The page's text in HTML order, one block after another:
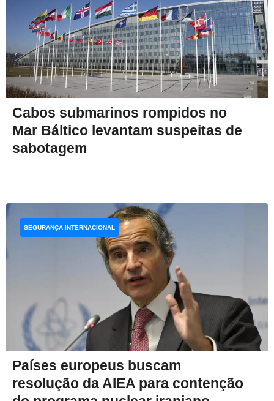
Cabos submarinos rompidos no
Mar Báltico levantam suspeitas de
sabotagem
Países europeus buscam
resolução da AIEA para contenção
SEGURANÇA INTERNACIONAL